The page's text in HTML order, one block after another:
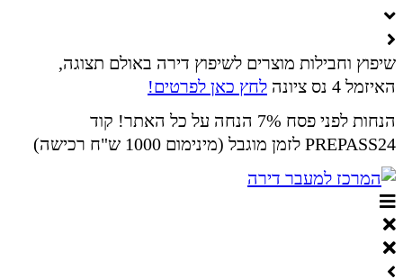
שיפוץ וחבילות מוצרים לשיפוץ דירה באולם תצוגה,
האיזמל 4 נס ציונה
לחץ כאן לפרטים!
הנחות לפני פסח 7% הנחה על כל האתר! קוד
PREPASS24 לזמן מוגבל (מינימום 1000 ש"ח רכישה)